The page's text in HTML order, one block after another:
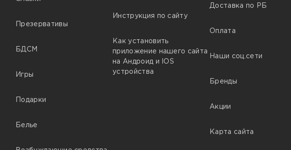
Презервативы
БДСМ
Игры
Подарки
Белье
Инструкция по сайту
Как установить
приложение нашего сайта
на Андроид и IOS
устройства
Доставка по РБ
Оплата
Наши соц.сети
Бренды
Акции
Карта сайта